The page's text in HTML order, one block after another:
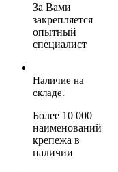
За Вами
закрепляется
опытный
специалист
Наличие на
складе.
Более 10 000
наименований
крепежа в
наличии